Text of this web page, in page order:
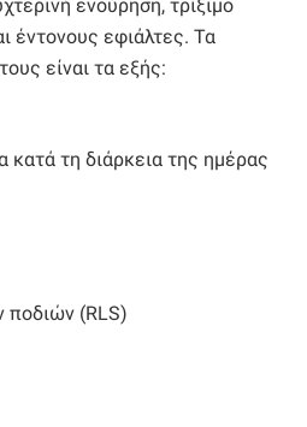
ενούρηση, τρίξιμο
έντονους εφιάλτες. Τα
είναι τα εξής:
κατά τη διάρκεια της ημέρας
ποδιών (RLS)